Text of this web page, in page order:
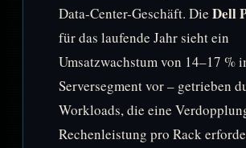
Data-Center-Geschäft. Die Dell
für das laufende Jahr sieht ein
Umsatzwachstum von 14–17 %
Serversegment vor – getrieben
Workloads, die eine
Rechenleistung pro Rack